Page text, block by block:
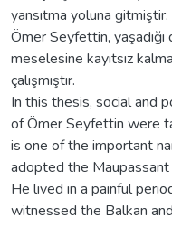
yansıtma yoluna gitmiştir.
Ömer Seyfettin,
meselesine kayıtsız
çalışmıştır.
In this thesis, social and
of Ömer Seyfettin were
is one of the important
adopted the
He lived in a painful
witnessed the Balkan